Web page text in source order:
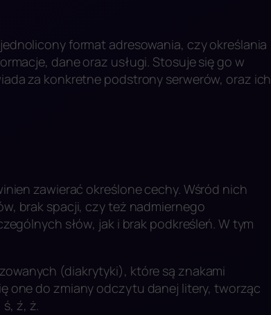
format adresowania, czy określania
dane oraz usługi. Stosuje się go w
za konkretne podstrony serwerów, oraz ich
zawierać określone cechy. Wśród nich
brak spacji, czy też nadmiernego
słów, jak i brak podkreśleń. W tym
(diakrytyki), które są znakami
one do zmiany odczytu danej litery, tworząc
ź, ż.